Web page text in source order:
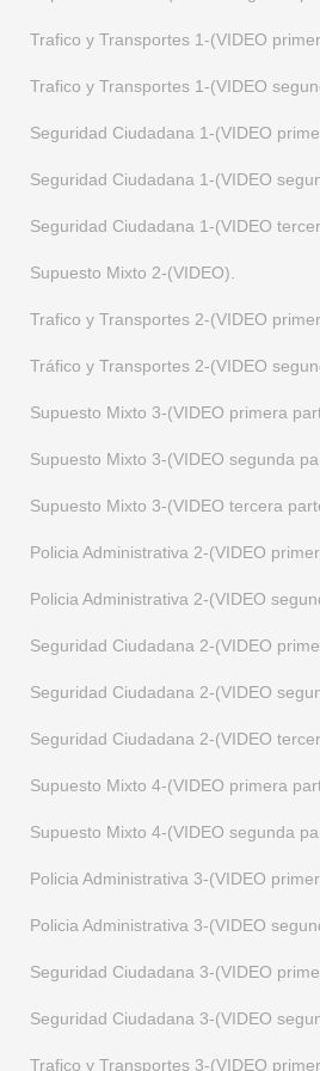
Supuesto Mixto 16-(ENUNCIADO).
Supuesto Mixto 16-(SOLUCION).
Supuesto Mixto 16-(VIDEO primera
Supuesto Mixto 16-(VIDEO segunda
Supuesto Mixto 16-(videos 3ª y 4ª
Trafico y Transportes 15-
Trafico y Transportes 15-
Trafico y Transportes 15-(SOLUCION
Supuesto Mixto 17-(ENUNCIADO).
Supuesto Mixto 17-(SOLUCION).
Supuesto Mixto 17-(VIDEO primera
Supuesto Mixto 17-(VIDEO segunda
Supuesto Mixto 18-(ENUNCIADO).
Supuesto Mixto 18-(SOLUCION).
Trafico y Transportes 1-(VIDEO
Trafico y Transportes 1-(VIDEO
Seguridad Ciudadana 1-(VIDEO
Seguridad Ciudadana 1-(VIDEO
Seguridad Ciudadana 1-(VIDEO
Supuesto Mixto 2-(VIDEO).
Trafico y Transportes 2-(VIDEO
Tráfico y Transportes 2-(VIDEO
Supuesto Mixto 3-(VIDEO primera
Supuesto Mixto 3-(VIDEO segunda
Supuesto Mixto 3-(VIDEO tercera
Policia Administrativa 2-(VIDEO
Policia Administrativa 2-(VIDEO
Seguridad Ciudadana 2-(VIDEO
Seguridad Ciudadana 2-(VIDEO
Seguridad Ciudadana 2-(VIDEO
Supuesto Mixto 4-(VIDEO primera
Supuesto Mixto 4-(VIDEO segunda
Policia Administrativa 3-(VIDEO
Policia Administrativa 3-(VIDEO
Seguridad Ciudadana 3-(VIDEO
Seguridad Ciudadana 3-(VIDEO
Trafico y Transportes 3-(VIDEO